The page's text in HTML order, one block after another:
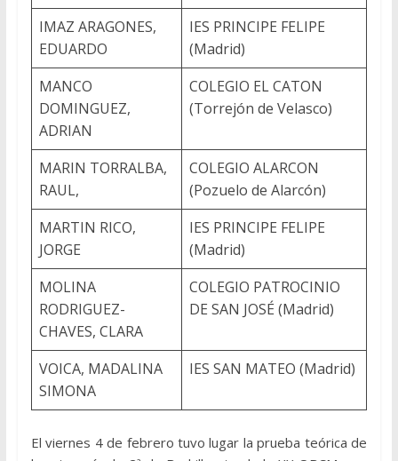
IMAZ ARAGONES,
EDUARDO
IES PRINCIPE FELIPE
(Madrid)
MANCO
DOMINGUEZ,
ADRIAN
COLEGIO EL CATON
(Torrejón de Velasco)
MARIN TORRALBA,
RAUL,
COLEGIO ALARCON
(Pozuelo de Alarcón)
MARTIN RICO,
JORGE
IES PRINCIPE FELIPE
(Madrid)
MOLINA
RODRIGUEZ-
CHAVES, CLARA
COLEGIO PATROCINIO
DE SAN JOSÉ (Madrid)
VOICA, MADALINA
SIMONA
IES SAN MATEO (Madrid)
El viernes 4 de febrero tuvo lugar la prueba teórica de